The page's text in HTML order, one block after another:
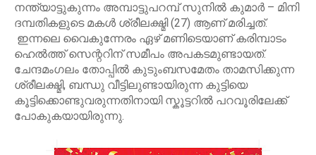
നന്ത്യാട്ടുകുന്നം അമ്പാട്ടുപറമ്പ് സുനിൽ കുമാർ – മിനി
ദമ്പതികളുടെ മകൾ ശ്രീലക്ഷ്മി (27) ആണ് മരിച്ചത്.
ഇന്നലെ വൈകുന്നേരം ഏഴ് മണിടെയാണ് കരിമ്പാടം
ഹെൽത്ത് സെന്ററിന് സമീപം അപകടമുണ്ടായത്.
ചേന്ദമംഗലം തോപ്പിൽ കുടുംബസമേതം താമസിക്കുന്ന
ശ്രീലക്ഷ്മി, ബന്ധു വീട്ടിലുണ്ടായിരുന്ന കുട്ടിയെ
കൂട്ടിക്കൊണ്ടുവരുന്നതിനായി സ്കൂട്ടറിൽ പറവൂരിലേക്ക്
പോകുകയായിരുന്നു.